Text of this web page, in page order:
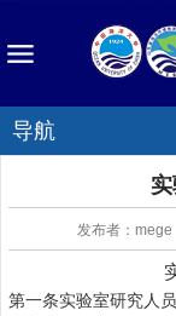
导航
发布者：mege
第一条实验室研究人